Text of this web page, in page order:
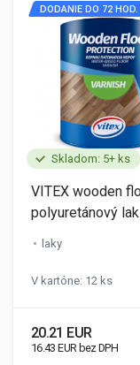
Skladom: 5+ ks
DODANIE DO 72 HOD.
VITEX wooden
polyuretánový
laky
V kartóne: 12 ks
20.21 EUR
16.43 EUR bez DPH